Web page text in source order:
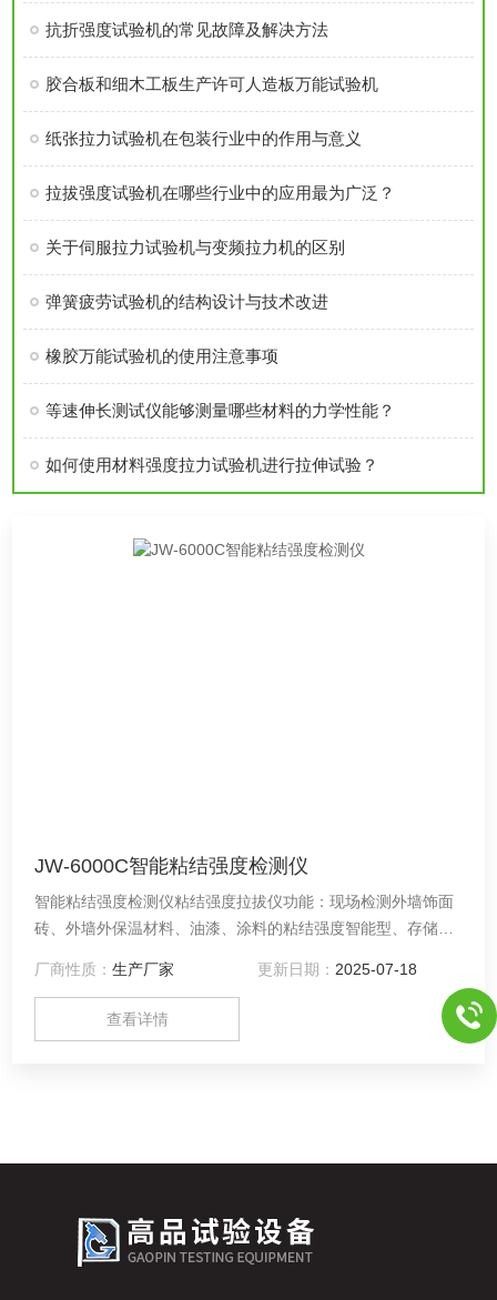
抗折强度试验机的常见故障及解决方法
胶合板和细木工板生产许可人造板万能试验机
纸张拉力试验机在包装行业中的作用与意义
拉拔强度试验机在哪些行业中的应用最为广泛？
关于伺服拉力试验机与变频拉力机的区别
弹簧疲劳试验机的结构设计与技术改进
橡胶万能试验机的使用注意事项
等速伸长测试仪能够测量哪些材料的力学性能？
如何使用材料强度拉力试验机进行拉伸试验？
JW-6000C智能粘结强度检测仪
智能粘结强度检测仪粘结强度拉拔仪功能：现场检测外墙饰面
砖、外墙外保温材料、油漆、涂料的粘结强度智能型、存储量
粘结强度检测，是施工单位、工程质量检测站(ZX)、实验室、
科研院所及监理单位等得到广泛应用，深受广大工程技术人员
厂商性质：生产厂家 更新日期： 2025-07-18
查看详情